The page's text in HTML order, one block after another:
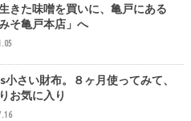
きた味噌を買いに、亀戸にある
みそ亀戸本店」へ
小さい財布。８ヶ月使ってみて、
お気に入り